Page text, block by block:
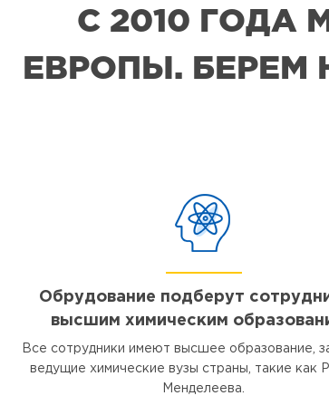
С 2010
ЕВРОПЫ. БЕРЕМ
Обрудование подберут
высшим химическим
Все сотрудники имеют высшее образование,
ведущие химические вузы страны, такие как
Менделеева.